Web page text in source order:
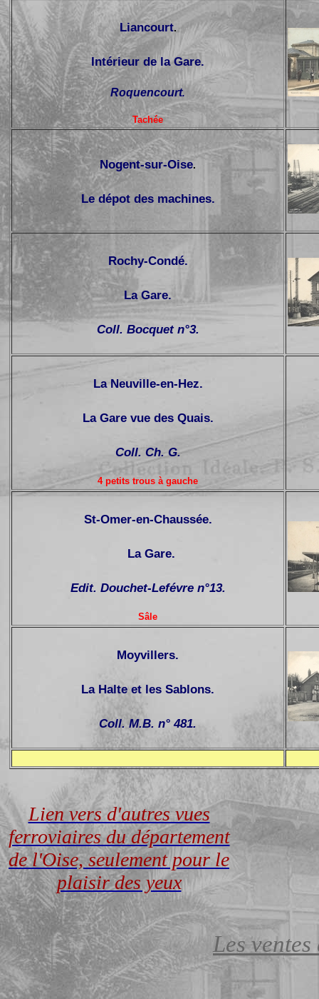
Liancourt.
Intérieur de la Gare.
Roquencourt.
Tachée
Nogent-sur-Oise.
Le dépot des machines.
Rochy-Condé.
La Gare.
Coll. Bocquet n°3.
La Neuville-en-Hez.
La Gare vue des Quais.
Coll. Ch. G.
4 petits trous à gauche
St-Omer-en-Chaussée.
La Gare.
Edit. Douchet-Lefévre n°13.
Sâle
Moyvillers.
La Halte et les Sablons.
Coll. M.B. n° 481.
Lien vers d'autres vues
ferroviaires du département
de l'Oise, seulement pour le
plaisir des yeux
Les